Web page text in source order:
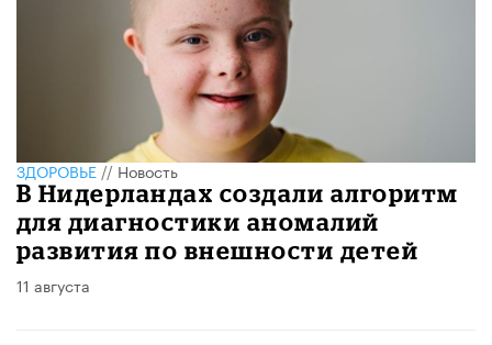
ЗДОРОВЬЕ//Новость
В Нидерландах создали алгоритм
для диагностики аномалий
развития по внешности детей
11 августа